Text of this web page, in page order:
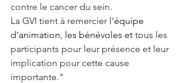
contre le cancer du sein.
La GVI tient à remercier l'équipe
d'animation, les bénévoles et tous les
participants pour leur présence et leur
implication pour cette cause
importante."